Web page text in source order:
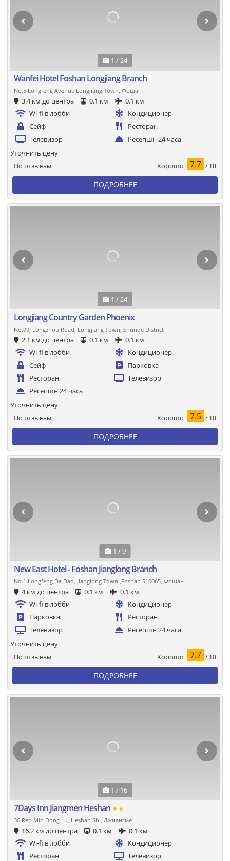
1 / 24
Wanfei Hotel Foshan Longjiang Branch
No.5 Longfeng Avenue Longjiang Town, Фошан
3.4 км до центра 0.1 км
0.1 км
Wi-fi в лобби
Кондиционер
Сейф
Ресторан
Телевизор
Ресепшн 24 часа
По отзывам Хорошо 7.7 / 10
Уточнить цену
ПОДРОБНЕЕ
1 / 24
Longjiang Country Garden Phoenix
No.99, Longzhou Road, Longjiang Town, Shunde District
2.1 км до центра 0.1 км
0.1 км
Wi-fi в лобби
Кондиционер
Сейф
Парковка
Ресторан
Телевизор
Ресепшн 24 часа
По отзывам Хорошо 7.5 / 10
Уточнить цену
ПОДРОБНЕЕ
1 / 9
New East Hotel - Foshan Jianglong Branch
No.1 Longfeng Da Dao, Jianglong Town ,Foshan 510065, Фошан
4 км до центра 0.1 км
0.1 км
Wi-fi в лобби
Кондиционер
Парковка
Ресторан
Телевизор
Ресепшн 24 часа
По отзывам Хорошо 7.7 / 10
Уточнить цену
ПОДРОБНЕЕ
1 / 16
7Days Inn Jiangmen Heshan ★★
36 Ren Min Dong Lu, Heshan Shi, Джиангме
16.2 км до центра 0.1 км
0.1 км
Wi-fi в лобби
Кондиционер
Ресторан
Телевизор